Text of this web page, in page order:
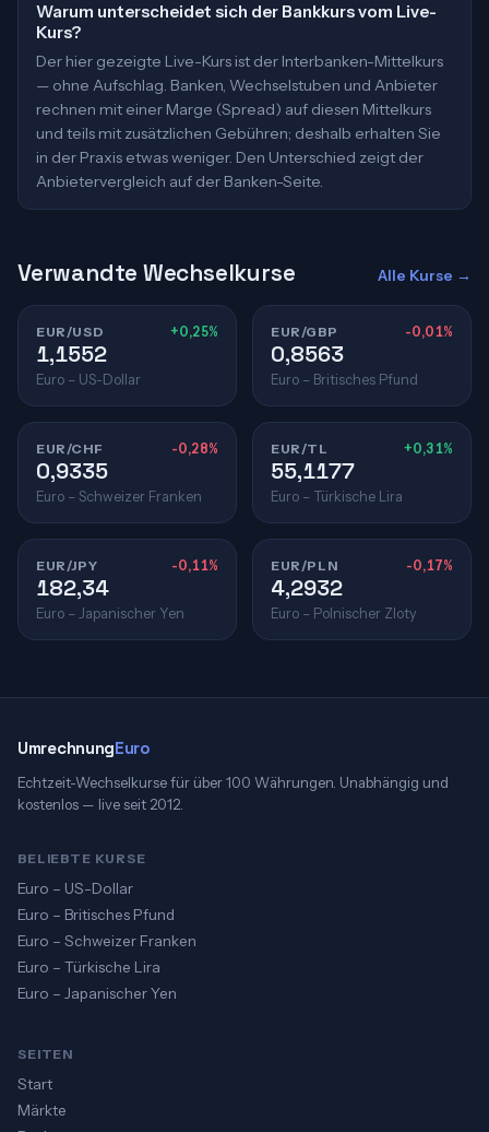
Warum unterscheidet sich der Bankkurs vom Live-
Kurs?
Der hier gezeigte Live-Kurs ist der Interbanken-Mittelkurs
— ohne Aufschlag. Banken, Wechselstuben und Anbieter
rechnen mit einer Marge (Spread) auf diesen Mittelkurs
und teils mit zusätzlichen Gebühren; deshalb erhalten Sie
in der Praxis etwas weniger. Den Unterschied zeigt der
Anbietervergleich auf der Banken-Seite.
Verwandte Wechselkurse Alle Kurse →
EUR/USD +0,25%
1,1552
Euro – US-Dollar
EUR/GBP -0,01%
0,8563
Euro – Britisches Pfund
EUR/CHF -0,28%
0,9335
Euro – Schweizer Franken
EUR/TL +0,31%
55,1177
Euro – Türkische Lira
EUR/JPY -0,11%
182,34
Euro – Japanischer Yen
EUR/PLN -0,17%
4,2932
Euro – Polnischer Zloty
UmrechnungEuro
Echtzeit-Wechselkurse für über 100 Währungen. Unabhängig und
kostenlos — live seit 2012.
BELIEBTE KURSE
Euro – US-Dollar
Euro – Britisches Pfund
Euro – Schweizer Franken
Euro – Türkische Lira
Euro – Japanischer Yen
SEITEN
Start
Märkte